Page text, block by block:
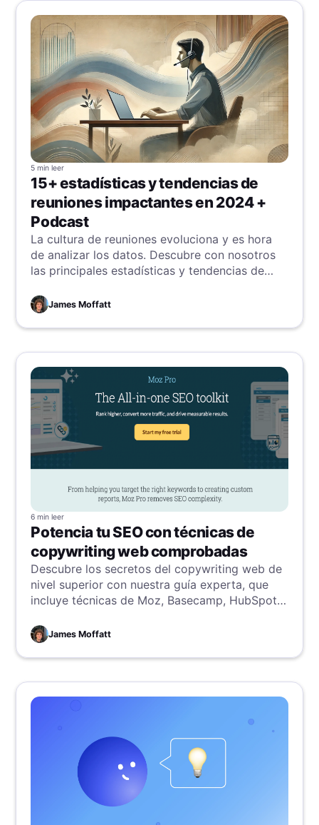
5 min leer
15+ estadísticas y tendencias de
reuniones impactantes en 2024 +
Podcast
La cultura de reuniones evoluciona y es hora
de analizar los datos. Descubre con nosotros
las principales estadísticas y tendencias de
James Moffatt
6 min leer
Potencia tu SEO con técnicas de
copywriting web comprobadas
Descubre los secretos del copywriting web de
nivel superior con nuestra guía experta, que
incluye técnicas de Moz, Basecamp, HubSpot y
optimizado para SEO que cautive a tu
audiencia y mejore tu posicionamiento. Explora
nuestros ejemplos completos para mejorar tu
copy web y ganar hoy en SEO.
James Moffatt